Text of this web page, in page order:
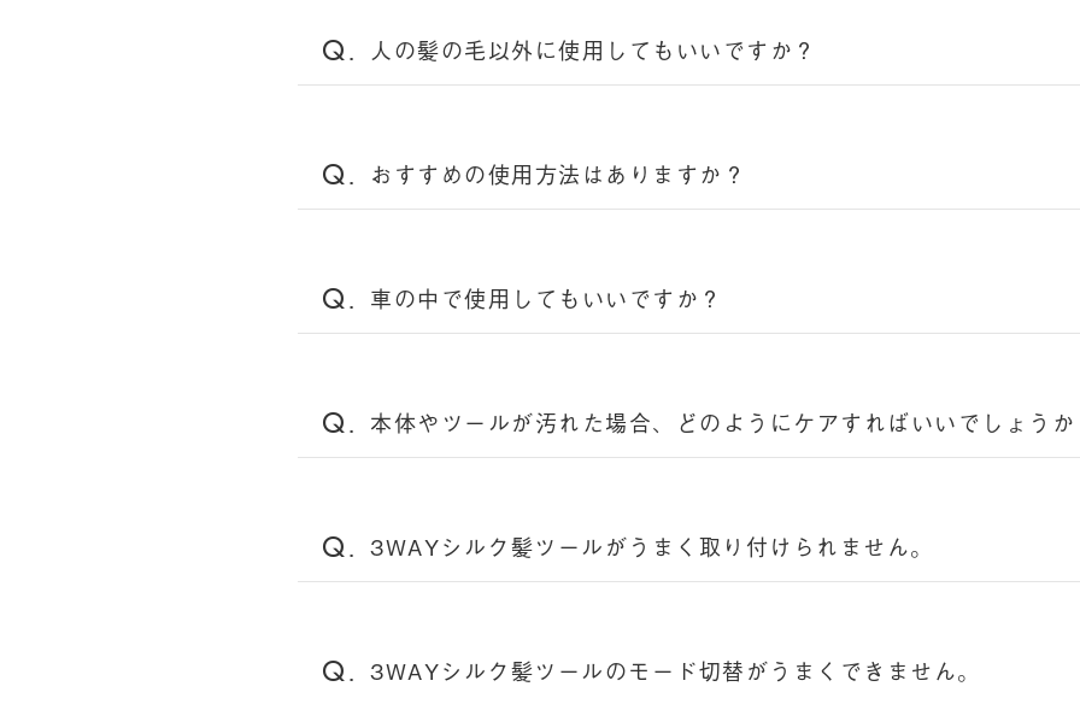
人の髪の毛以外に使用してもいいですか？
おすすめの使用方法はありますか？
車の中で使用してもいいですか？
本体やツールが汚れた場合、どのようにケアすればいいでしょう
3WAYシルク髪ツールがうまく取り付けられません。
3WAYシルク髪ツールのモード切替がうまくできません。